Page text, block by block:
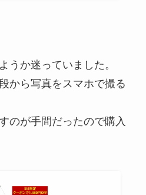
うか迷っていました。
から写真をスマホで撮る
のが手間だったので購入